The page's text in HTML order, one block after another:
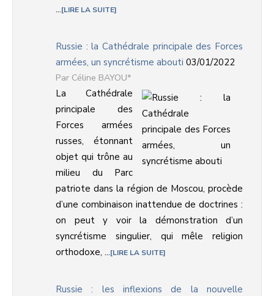
... LIRE LA SUITE
Russie : la Cathédrale principale des Forces
armées, un syncrétisme abouti 03/01/2022
Céline BAYOU*
La Cathédrale
principale des
Forces armées
russes, étonnant
objet qui trône au
milieu du Parc
patriote dans la région de Moscou, procède
d’une combinaison inattendue de doctrines :
on peut y voir la démonstration d’un
syncrétisme singulier, qui mêle religion
orthodoxe, ... LIRE LA SUITE
Russie : les inflexions de la nouvelle